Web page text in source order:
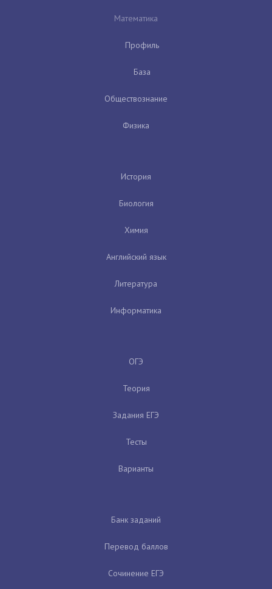
Математика
Профиль
База
Обществознание
Физика
История
Биология
Химия
Английский язык
Литература
Информатика
ОГЭ
Теория
Задания ЕГЭ
Тесты
Варианты
Банк заданий
Перевод баллов
Сочинение ЕГЭ